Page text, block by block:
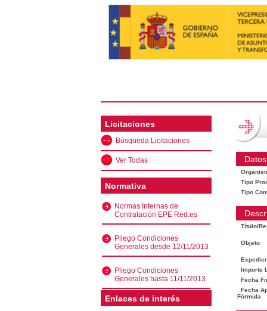
Licitaciones
Búsqueda Licitaciones
Ver Todas
Normativa
Normas Internas de
Contratación EPE Red.es
Pliego Condiciones
Generales desde 12/11/2013
Pliego Condiciones
Generales hasta 11/11/2013
Enlaces de interés
Tipo
Tipo
Título/
Objeto
Importe
Fecha
Fecha
Fórmula